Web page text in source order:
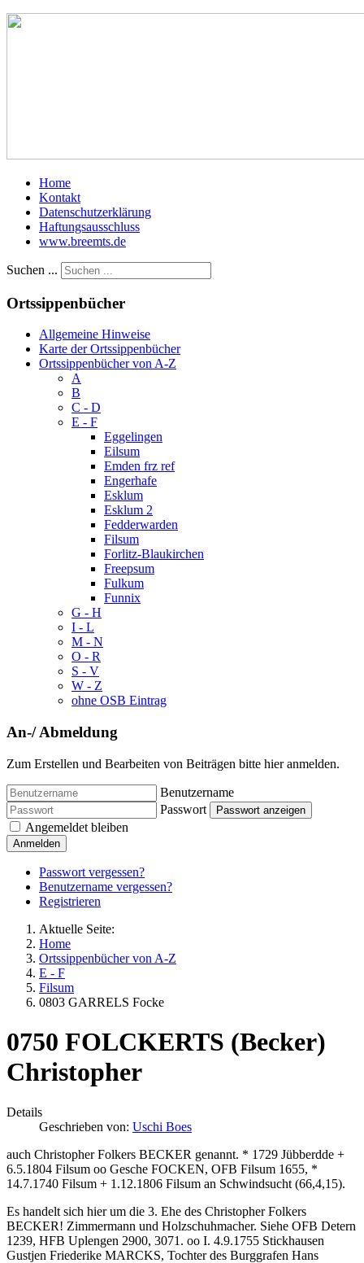
Home
Kontakt
Datenschutzerklärung
Haftungsausschluss
www.breemts.de
Suchen ...
Ortssippenbücher
Allgemeine Hinweise
Karte der Ortssippenbücher
Ortssippenbücher von A-Z
A
B
C - D
E - F
Eggelingen
Eilsum
Emden frz ref
Engerhafe
Esklum
Esklum 2
Fedderwarden
Filsum
Forlitz-Blaukirchen
Freepsum
Fulkum
Funnix
G - H
I - L
M - N
O - R
S - V
W - Z
ohne OSB Eintrag
An-/ Abmeldung
Zum Erstellen und Bearbeiten von Beiträgen bitte hier anmelden.
Benutzername
Passwort
Passwort anzeigen
Angemeldet bleiben
Anmelden
Passwort vergessen?
Benutzername vergessen?
Registrieren
Aktuelle Seite:
Home
Ortssippenbücher von A-Z
E - F
Filsum
0803 GARRELS Focke
0750 FOLCKERTS (Becker)
Christopher
Details
Geschrieben von: Uschi Boes
auch Christopher Folkers BECKER genannt. * 1729 Jübberdde +
6.5.1804 Filsum oo Gesche FOCKEN, OFB Filsum 1655, *
14.7.1740 Filsum + 1.12.1806 Filsum an Schwindsucht (66,4,15).
Es handelt sich hier um die 3. Ehe des Christopher Folkers
BECKER! Zimmermann und Holzschuhmacher. Siehe OFB Detern
1239, HFB Uplengen 2900, 3071. oo I. 4.9.1755 Stickhausen
Gustjen Friederike MARCKS, Tochter des Burggrafen Hans